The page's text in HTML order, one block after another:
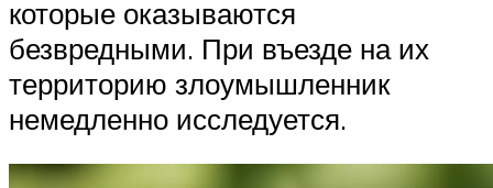
которые оказываются
безвредными. При въезде на их
территорию злоумышленник
немедленно исследуется.